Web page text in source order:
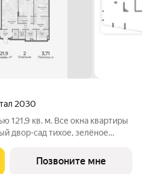
2030
121,9 кв. м. Все окна квартиры
зелёное
При каждом окне
Позвоните мне